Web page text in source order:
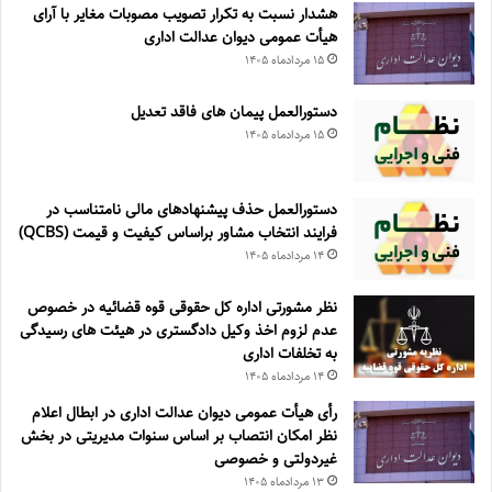
هشدار نسبت به تکرار تصویب مصوبات مغایر با آرای
هیأت عمومی دیوان عدالت اداری
۱۵ مرداد‌ماه ۱۴۰۵
دستورالعمل پیمان های فاقد تعدیل
۱۵ مرداد‌ماه ۱۴۰۵
دستورالعمل حذف پيشنهادهای مالی نامتناسب در
فرايند انتخاب مشاور براساس كيفيت و قيمت (QCBS)
۱۴ مرداد‌ماه ۱۴۰۵
نظر مشورتی اداره کل حقوقی قوه قضائیه در خصوص
عدم لزوم اخذ وکیل دادگستری در هیئت های رسیدگی
به تخلفات اداری
۱۴ مرداد‌ماه ۱۴۰۵
رأی هیأت عمومی دیوان عدالت اداری در ابطال اعلام
نظر امکان انتصاب بر اساس سنوات مدیریتی در بخش
غیردولتی و خصوصی
۱۳ مرداد‌ماه ۱۴۰۵